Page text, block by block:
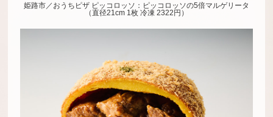
姫路市／おうちピザ ピッコロッソ：ピッコロッソの5倍マルゲリータ
（直径21cm 1枚 冷凍 2322円）